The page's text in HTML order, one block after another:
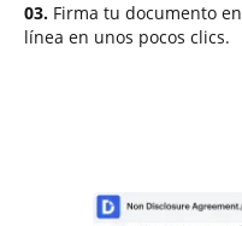
03. Firma tu documento en
línea en unos pocos clics.